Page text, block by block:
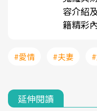
容介紹
籍精彩
#愛情 #夫妻
延伸閱讀